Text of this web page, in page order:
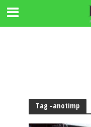
Tag -anotimp